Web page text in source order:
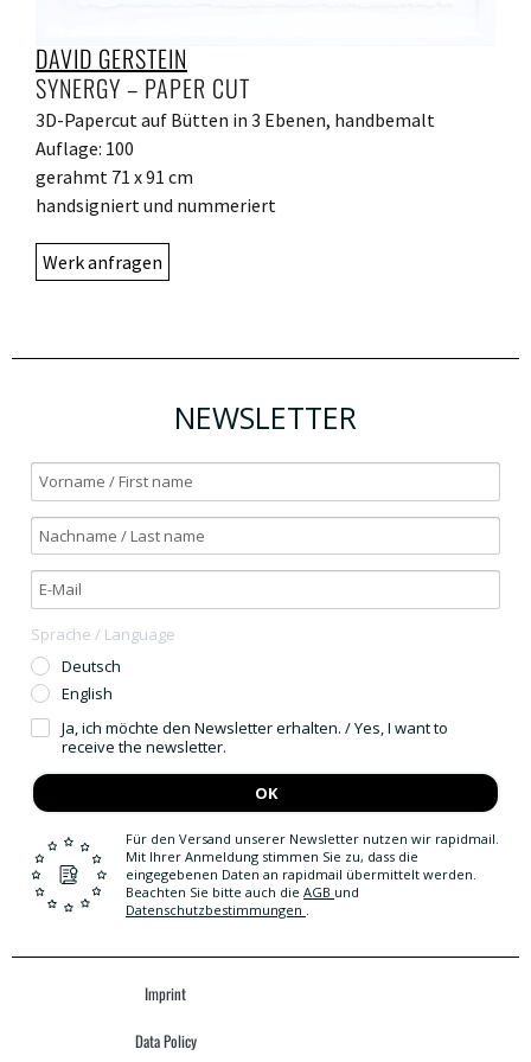
DAVID GERSTEIN
SYNERGY – PAPER CUT
3D-Papercut auf Bütten in 3 Ebenen, handbemalt
Auflage: 100
gerahmt 71 x 91 cm
handsigniert und nummeriert
Werk anfragen
NEWSLETTER
Sprache / Language
Deutsch
English
Ja, ich möchte den Newsletter erhalten. / Yes, I want to
receive the newsletter.
OK
Für den Versand unserer Newsletter nutzen wir rapidmail.
Mit Ihrer Anmeldung stimmen Sie zu, dass die
eingegebenen Daten an rapidmail übermittelt werden.
Beachten Sie bitte auch die AGB und
Datenschutzbestimmungen .
Imprint
Data Policy